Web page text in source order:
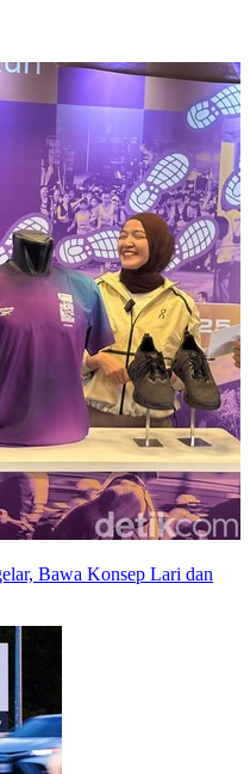
Bawa Konsep Lari dan